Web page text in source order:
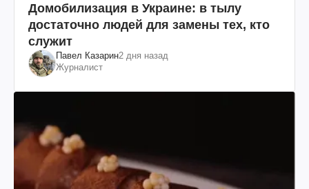
Домобилизация в Украине: в тылу
достаточно людей для замены тех, кто
служит
Павел Казарин2 дня назад
Журналист